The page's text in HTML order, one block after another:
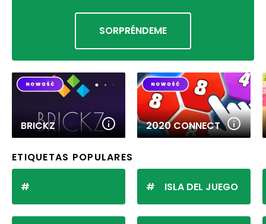
SORPRÉNDEME
BRICKZ 2020 CONNECT
ETIQUETAS POPULARES
ISLA DEL JUEGO